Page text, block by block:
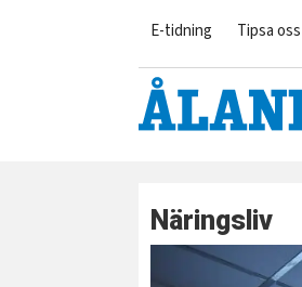
E-tidning Tipsa oss
Näringsliv